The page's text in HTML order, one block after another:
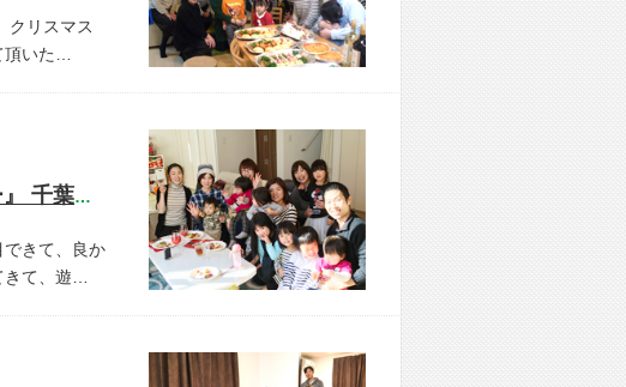
クリスマス
いた…
開催しました! 『新築お披露目パーティー』 千葉県柏市 T様宅
きて、良か
て、遊…